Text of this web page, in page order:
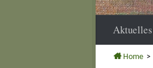
Aktuelles
Home >